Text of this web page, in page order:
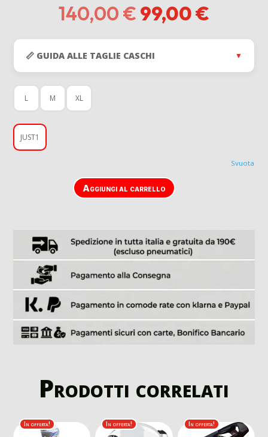
140,00 € Il
prezzo
originale
era:
140,00 €.
99,00€
99,00
📏 GUIDA ALLE TAGLIE CASCHI ▼
L M XL
JUST1
Svuota
Aggiungi al carrello
Prodotti correlati
In offerta! In offerta! In offerta!